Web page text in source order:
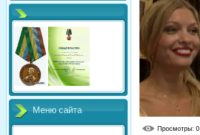
Меню сайта
Просмотры: 0